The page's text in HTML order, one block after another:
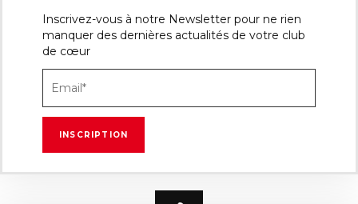
Inscrivez-vous à notre Newsletter pour ne rien
manquer des dernières actualités de votre club
de cœur